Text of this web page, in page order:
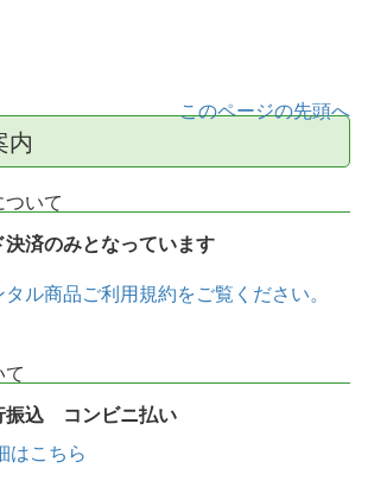
このページの先頭へ
内
いて
済のみとなっています
ル商品ご利用規約をご覧ください。
込 コンビニ払い
はこちら